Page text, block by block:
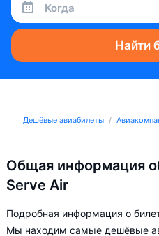
Когда
Найти
Дешёвые авиабилеты
Общая информация
Serve Air
Подробная информация о
Мы находим самые дешёвые